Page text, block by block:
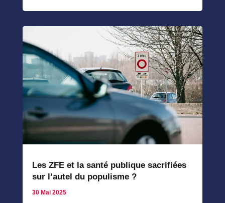
Les ZFE et la santé publique sacrifiées
sur l’autel du populisme ?
30 Mai 2025